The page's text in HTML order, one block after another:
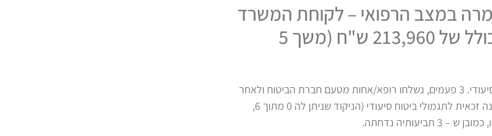
במצב הרפואי – לקוחת המשרד
תקבל תגמולי ביטוח סיעודי בסך כולל של 213,960 ש"ח (משך 5
הלקוחה הגישה, בעצמה, 3 פעמים תביעה לתגמולי ביטוח סיעודי. 3 פעמים, נשלחו רופא/אחות מטעם חברת הביטוח ולאחר
שבדקו אותה קבעו כי היא עצמאית בכל פעולות היומיום ואינה זכאית לתגמולי ביטוח סיעודי (הניקוד שניתן לה 0 מתוך 6,
נדחתה.